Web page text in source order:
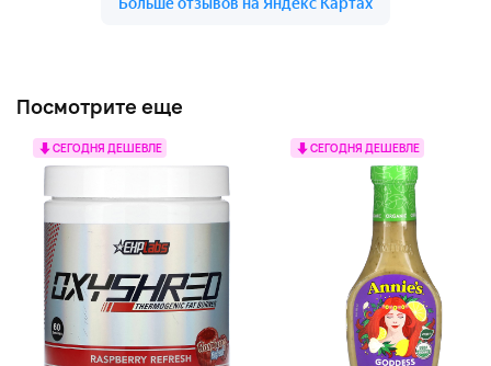
Посмотрите еще
СЕГОДНЯ ДЕШЕВЛЕ СЕГОДНЯ ДЕШЕВЛЕ